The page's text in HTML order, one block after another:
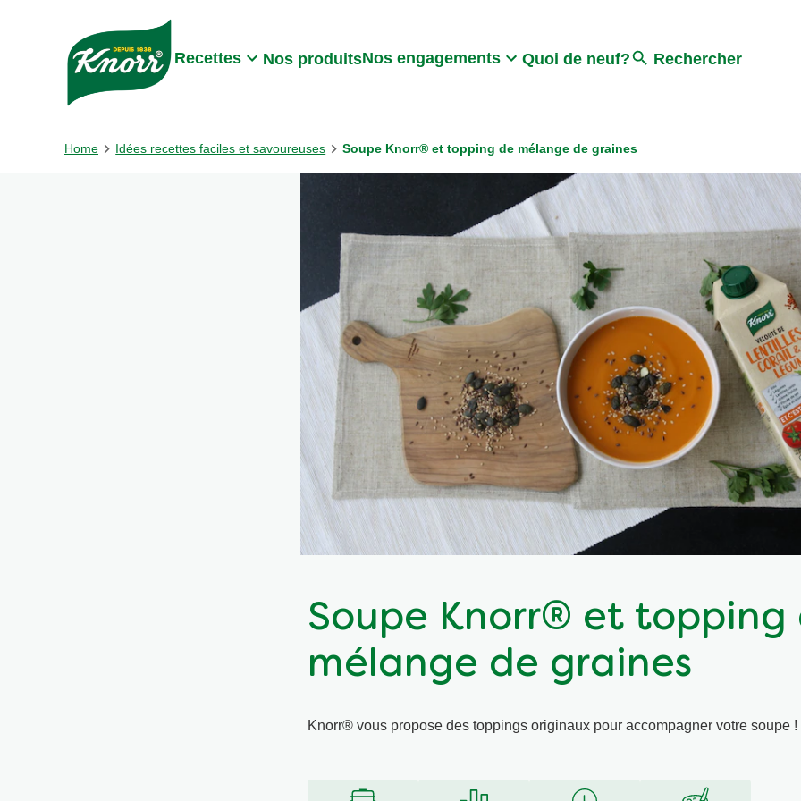
Recettes Nos produitsNos engagements Quoi de neuf? Rechercher
Home Idées recettes faciles et savoureuses Soupe Knorr® et topping de mélange de graines
Soupe Knorr® et topping
mélange de graines
Knorr® vous propose des toppings originaux pour accompagner votre soupe !